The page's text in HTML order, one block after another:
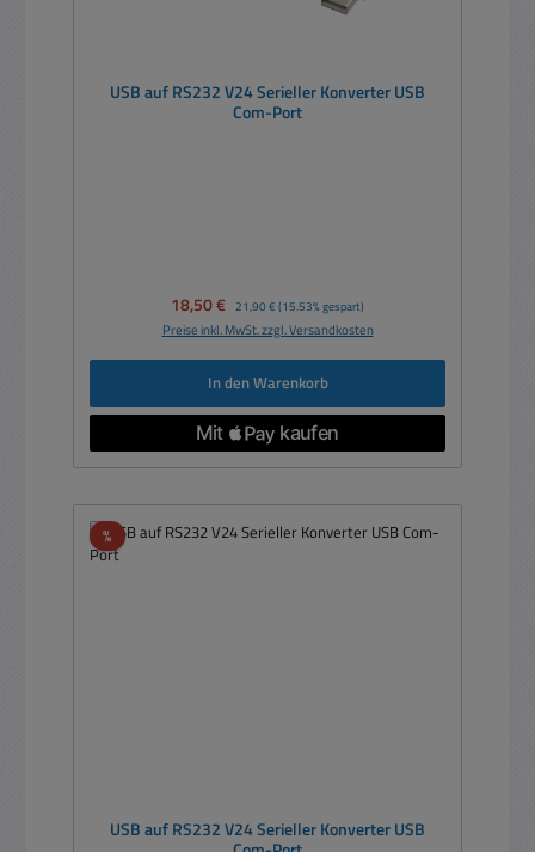
USB auf RS232 V24 Serieller Konverter USB
Com-Port
Verkaufspreis:
18,50 € Regulärer Preis:
21,90 € (15.53% gespart)
Preise inkl. MwSt. zzgl. Versandkosten
In den Warenkorb
%Rabatt
USB auf RS232 V24 Serieller Konverter USB